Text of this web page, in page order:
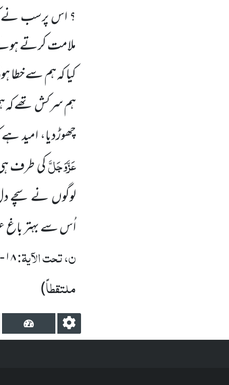
؟ اس پرسب نے
ملامت کرتے
کیا کہ ہم سے خطا
ہم سرکش تھے
چھوڑدیا، امید
عَزَّوَجَلَّکی طرف
لوگوںنے سچے
اُس سے بہتر باغ
ن، تحت الآیۃ:۱۸-
ملتقطاً)